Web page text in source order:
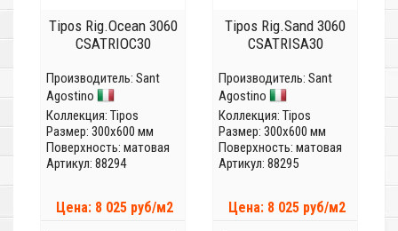
Tipos Rig.Ocean 3060
CSATRIOC30
Производитель: Sant
Agostino
Коллекция: Tipos
Размер: 300x600 мм
Поверхность: матовая
Артикул: 88294
Цена: 8 025 руб/м2
Tipos Rig.Sand 3060
CSATRISA30
Производитель: Sant
Agostino
Коллекция: Tipos
Размер: 300x600 мм
Поверхность: матовая
Артикул: 88295
Цена: 8 025 руб/м2